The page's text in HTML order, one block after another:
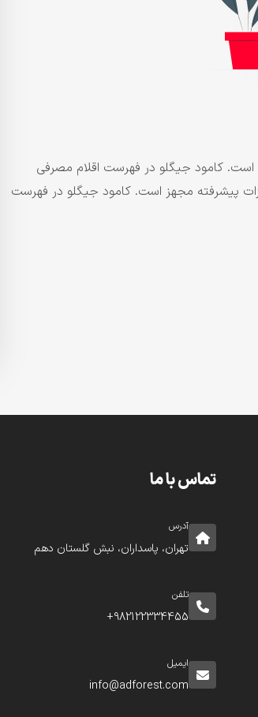
است. کامود جیگلو در فهرست اقلام مصرفی
پیشرفته مجهز است. کامود جیگلو در فهرست
تماس با ما
آدرس
تهران، پاسداران، نبش گلستان دهم
تلفن
982122334455+
ایمیل
info@adforest.com